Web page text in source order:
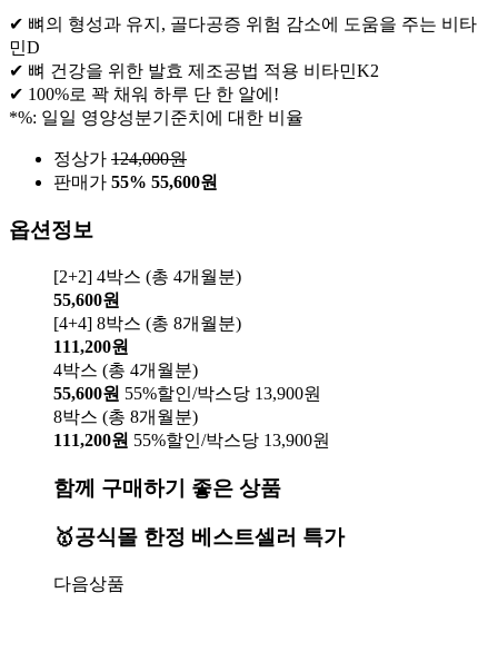
✔ 뼈의 형성과 유지, 골다공증 위험 감소에 도움을 주는 비타
민D
✔ 뼈 건강을 위한 발효 제조공법 적용 비타민K2
✔ 100%로 꽉 채워 하루 단 한 알에!
*%: 일일 영양성분기준치에 대한 비율
정상가 124,000원
판매가 55% 55,600원
옵션정보
[2+2] 4박스 (총 4개월분)
55,600원
[4+4] 8박스 (총 8개월분)
111,200원
4박스 (총 4개월분)
55,600원 55%할인/박스당 13,900원
8박스 (총 8개월분)
111,200원 55%할인/박스당 13,900원
함께 구매하기 좋은 상품
🥇공식몰 한정 베스트셀러 특가
다음상품